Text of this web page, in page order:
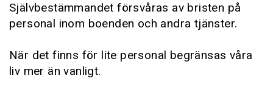
Självbestämmandet försvåras av bristen på
personal inom boenden och andra tjänster.
När det finns för lite personal begränsas våra
liv mer än vanligt.